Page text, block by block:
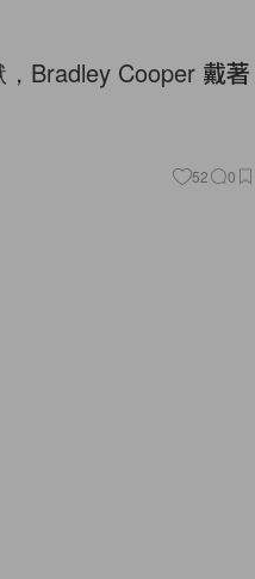
Bradley Cooper 戴著
52 0